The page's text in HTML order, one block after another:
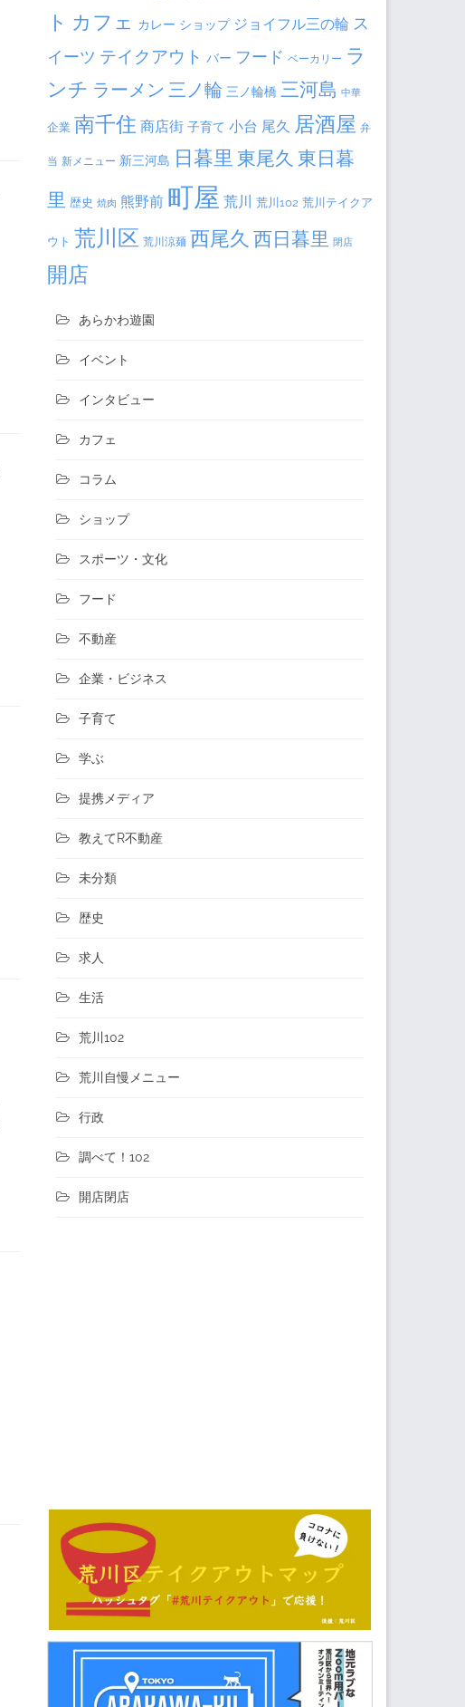
ト カフェ カレー ショップ ジョイフル三の輪 ス
イーツ テイクアウト バー フード ベーカリー ラ
ンチ ラーメン 三ノ輪 三ノ輪橋 三河島 中華
企業 南千住 商店街 子育て 小台 尾久 居酒屋 弁
当 新メニュー 新三河島 日暮里 東尾久 東日暮
里 歴史 焼肉 熊野前 町屋 荒川 荒川102 荒川テイクア
ウト 荒川区 荒川涼麺 西尾久 西日暮里 閉店
開店
あらかわ遊園
イベント
インタビュー
カフェ
コラム
ショップ
スポーツ・文化
フード
不動産
企業・ビジネス
子育て
学ぶ
提携メディア
教えてR不動産
未分類
歴史
求人
生活
荒川102
荒川自慢メニュー
行政
調べて！102
開店閉店